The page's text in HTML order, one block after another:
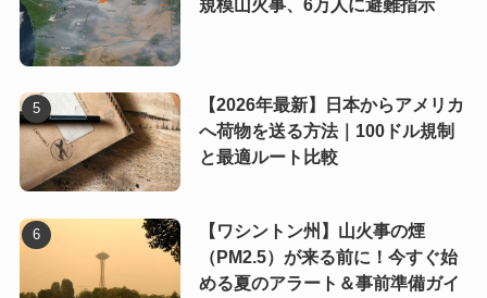
規模山火事、6万人に避難指示
【2026年最新】日本からアメリカ
へ荷物を送る方法｜100ドル規制
と最適ルート比較
【ワシントン州】山火事の煙
（PM2.5）が来る前に！今すぐ始
める夏のアラート＆事前準備ガイ